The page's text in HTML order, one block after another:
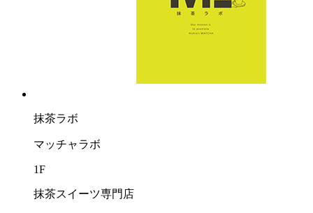
抹茶ラボ
マッチャラボ
1F
抹茶スイーツ専門店